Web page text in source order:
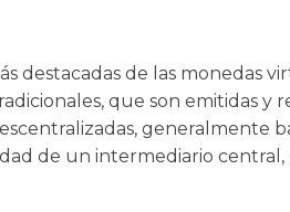
destacadas de las monedas
que son emitidas
generalmente
de un intermediario